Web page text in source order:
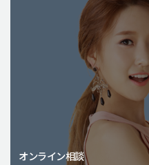
脂肪注入(アンチエイジング)
オンライン相談